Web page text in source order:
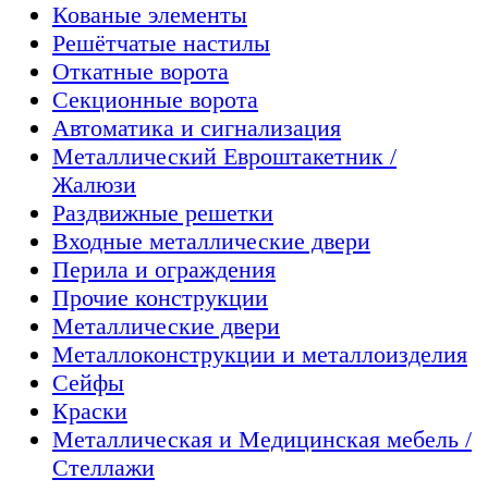
Кованые элементы
Решётчатые настилы
Откатные ворота
Секционные ворота
Автоматика и сигнализация
Металлический Евроштакетник /
Жалюзи
Раздвижные решетки
Входные металлические двери
Перила и ограждения
Прочие конструкции
Металлические двери
Металлоконструкции и металлоизделия
Сейфы
Краски
Металлическая и Медицинская мебель /
Стеллажи